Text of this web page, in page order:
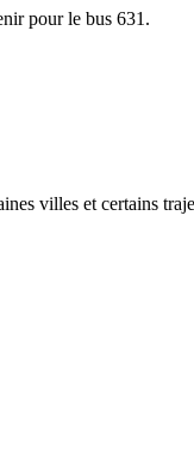
pour le bus 631.
villes et certains